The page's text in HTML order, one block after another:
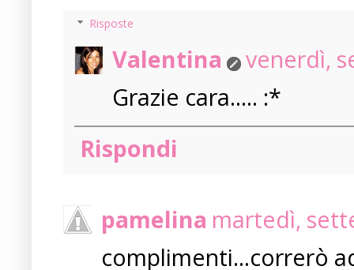
Risposte
Valentina
venerdì,
Grazie cara..... :*
Rispondi
pamelina martedì,
complimenti...correrò